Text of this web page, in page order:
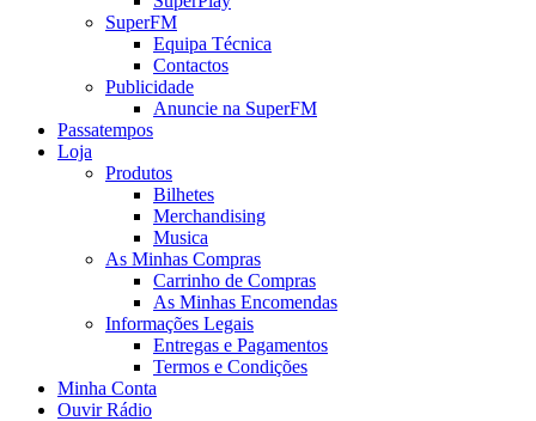
SuperFM
Equipa Técnica
Contactos
Publicidade
Anuncie na SuperFM
Passatempos
Loja
Produtos
Bilhetes
Merchandising
Musica
As Minhas Compras
Carrinho de Compras
As Minhas Encomendas
Informações Legais
Entregas e Pagamentos
Termos e Condições
Minha Conta
Ouvir Rádio